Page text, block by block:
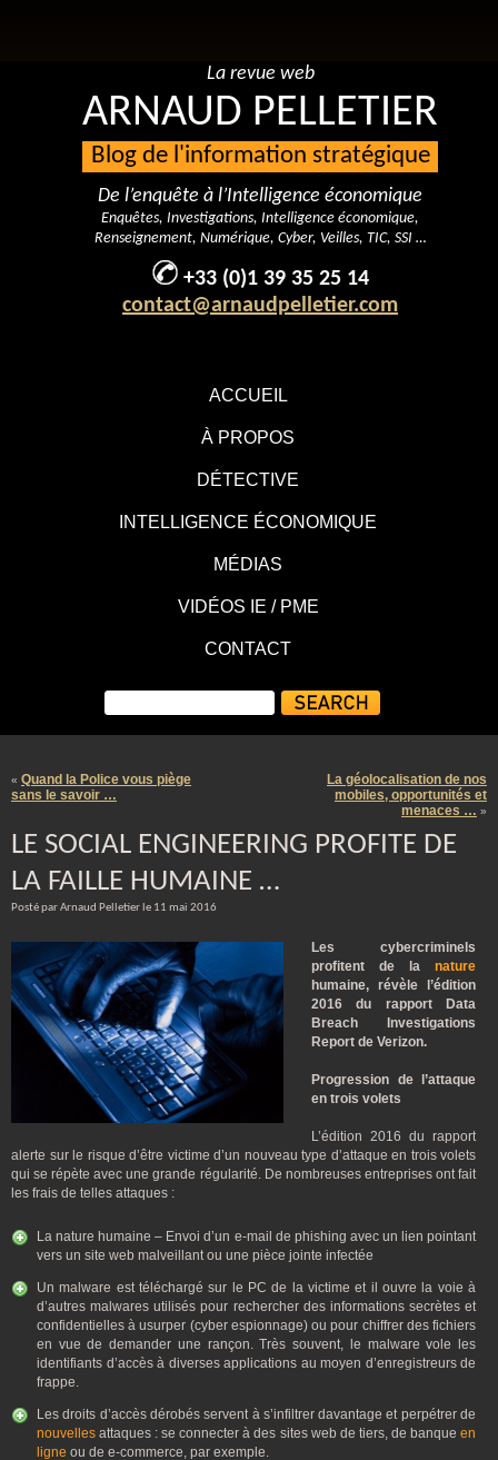
ACCUEIL
À PROPOS
DÉTECTIVE
INTELLIGENCE ÉCONOMIQUE
MÉDIAS
VIDÉOS IE / PME
CONTACT
La revue web
ARNAUD PELLETIER
Blog de l'information stratégique
De l’enquête à l’Intelligence économique
Enquêtes, Investigations, Intelligence économique,
Renseignement, Numérique, Cyber, Veilles, TIC, SSI …
+33 (0)1 39 35 25 14
contact@arnaudpelletier.com
« Quand la Police vous piège
sans le savoir …
La géolocalisation de nos
mobiles, opportunités et
menaces … »
LE SOCIAL ENGINEERING PROFITE DE
LA FAILLE HUMAINE …
Posté par Arnaud Pelletier le 11 mai 2016
Les cybercriminels
profitent de la nature
humaine, révèle l’édition
2016 du rapport Data
Breach Investigations
Report de Verizon.
Progression de l’attaque
en trois volets
L’édition 2016 du rapport
alerte sur le risque d’être victime d’un nouveau type d’attaque en trois volets
qui se répète avec une grande régularité. De nombreuses entreprises ont fait
les frais de telles attaques :
La nature humaine – Envoi d’un e-mail de phishing avec un lien pointant
vers un site web malveillant ou une pièce jointe infectée
Un malware est téléchargé sur le PC de la victime et il ouvre la voie à
d’autres malwares utilisés pour rechercher des informations secrètes et
confidentielles à usurper (cyber espionnage) ou pour chiffrer des fichiers
en vue de demander une rançon. Très souvent, le malware vole les
identifiants d’accès à diverses applications au moyen d’enregistreurs de
frappe.
Les droits d’accès dérobés servent à s’infiltrer davantage et perpétrer de
nouvelles attaques : se connecter à des sites web de tiers, de banque en
ligne ou de e-commerce, par exemple.